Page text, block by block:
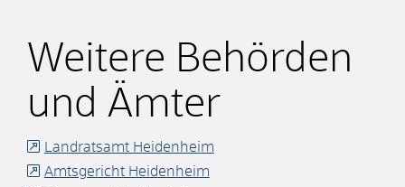
Weitere Behörden
und Ämter
Landratsamt Heidenheim
Amtsgericht Heidenheim